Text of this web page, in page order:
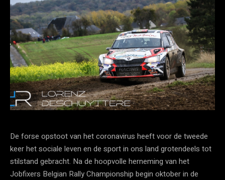
De forse opstoot van het coronavirus heeft voor de tweede
keer het sociale leven en de sport in ons land grotendeels tot
stilstand gebracht. Na de hoopvolle herneming van het
Jobfixers Belgian Rally Championship begin oktober in de